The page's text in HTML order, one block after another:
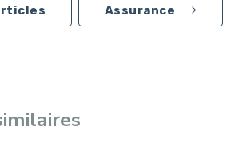
Assurance